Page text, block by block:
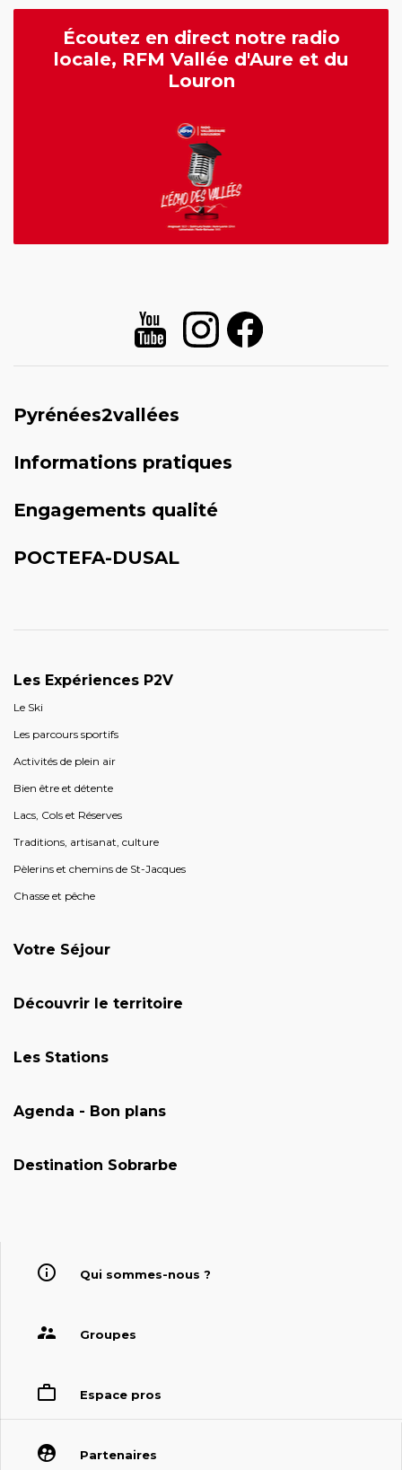
Écoutez en direct notre radio
locale, RFM Vallée d'Aure et du
Louron
Pyrénées2vallées
Informations pratiques
Engagements qualité
POCTEFA-DUSAL
Les Expériences P2V
Le Ski
Les parcours sportifs
Activités de plein air
Bien être et détente
Lacs, Cols et Réserves
Traditions, artisanat, culture
Pèlerins et chemins de St-Jacques
Chasse et pêche
Votre Séjour
Découvrir le territoire
Les Stations
Agenda - Bon plans
Destination Sobrarbe
Qui sommes-nous ?
Groupes
Espace pros
Partenaires